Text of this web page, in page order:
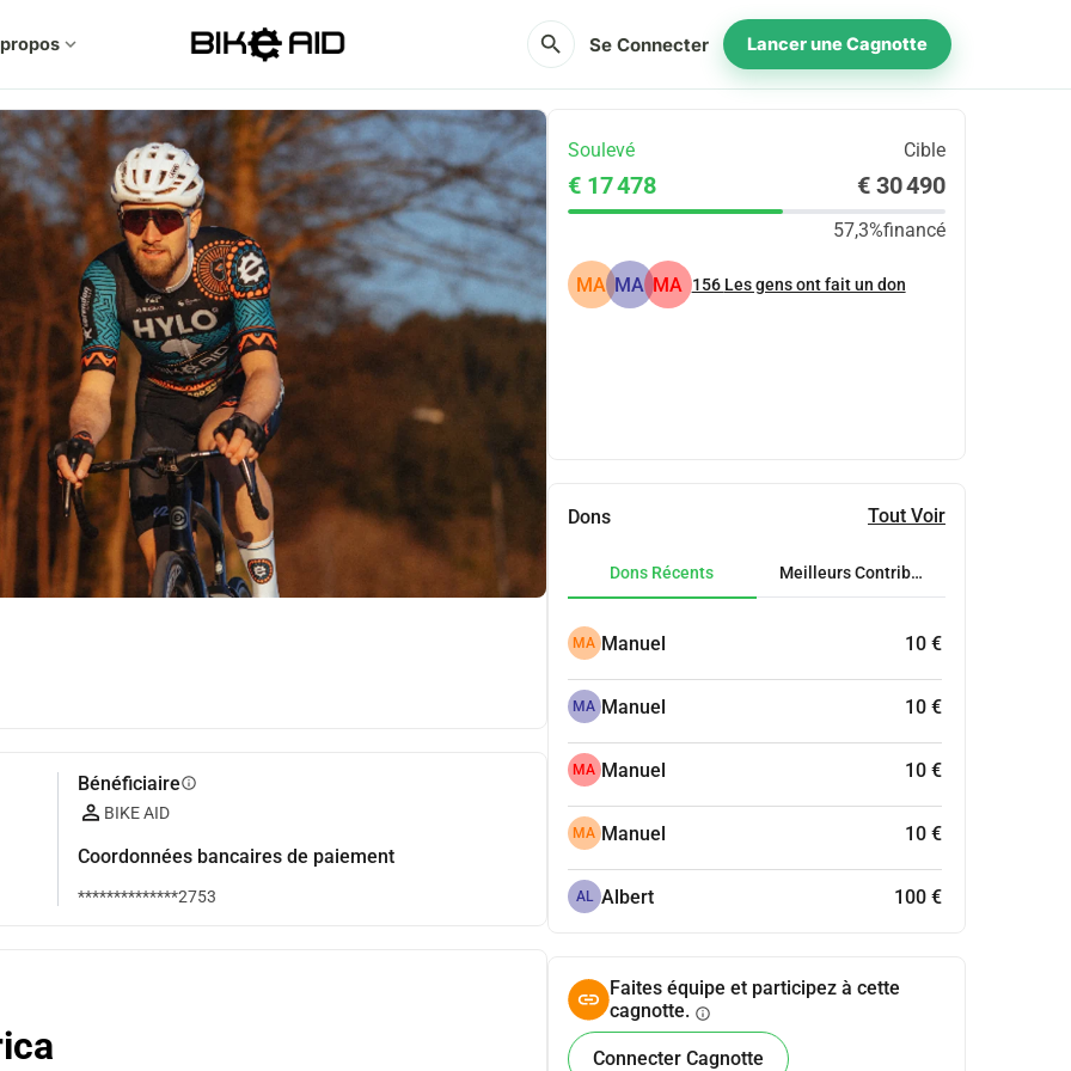
expand_more search Se Connecter Lancer une Cagnotte
Bénéficiaireinfo
BIKE AID
Coordonnées bancaires de paiement
**************2753
Soulevé Cible
€ 17 478 € 30 490
57,3%financé
MA MA MA 156 Les gens ont fait un don
Dons Tout Voir
Dons Récents Meilleurs Contributeurs
MA Manuel 10 €
MA Manuel 10 €
MA Manuel 10 €
MA Manuel 10 €
AL Albert 100 €
Faites équipe et participez à cette
cagnotte. info
Connecter Cagnotte